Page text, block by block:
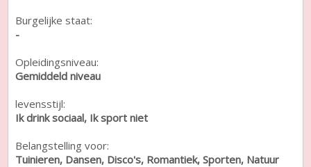
Burgelijke staat:
-
Opleidingsniveau:
Gemiddeld niveau
levensstijl:
Ik drink sociaal, Ik sport niet
Belangstelling voor:
Tuinieren, Dansen, Disco's, Romantiek, Sporten, Natuur